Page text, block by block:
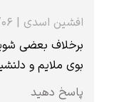
★ ★★
افشین اسدی |
برخلاف بعضی
بوی ملایم و
پاسخ دهید